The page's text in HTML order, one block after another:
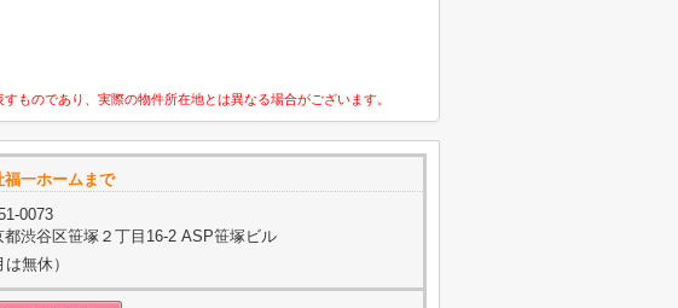
ものであり、実際の物件所在地とは異なる場合がございます。
福一ホームまで
0073
都渋谷区笹塚２丁目16-2 ASP笹塚ビル
無休）